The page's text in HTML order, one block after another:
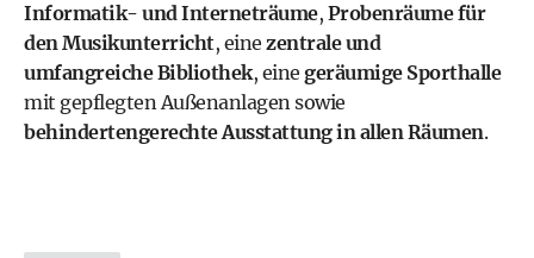
Informatik- und Interneträume, Probenräume für
den Musikunterricht, eine zentrale und
umfangreiche Bibliothek, eine geräumige Sporthalle
mit gepflegten Außenanlagen sowie
behindertengerechte Ausstattung in allen Räumen.